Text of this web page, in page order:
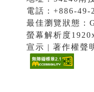
電話：+886-49-
最佳瀏覽狀態：
螢幕解析度
宣示 | 著作權聲